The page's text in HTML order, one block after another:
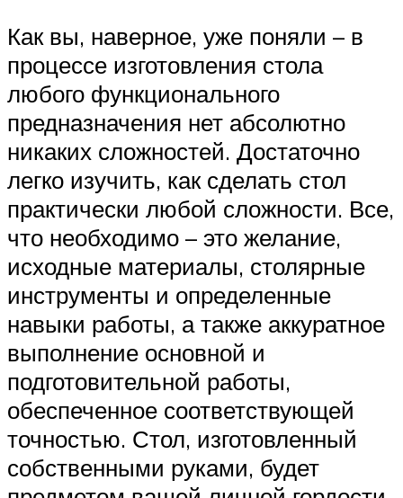
Как вы, наверное, уже поняли – в
процессе изготовления стола
любого функционального
предназначения нет абсолютно
никаких сложностей. Достаточно
легко изучить, как сделать стол
практически любой сложности. Все,
что необходимо – это желание,
исходные материалы, столярные
инструменты и определенные
навыки работы, а также аккуратное
выполнение основной и
подготовительной работы,
обеспеченное соответствующей
точностью. Стол, изготовленный
собственными руками, будет